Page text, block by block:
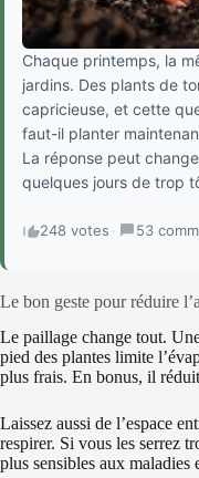
Chaque printemps, la
jardins. Des plants de
capricieuse, et cette
faut-il planter
La réponse peut
quelques jours de trop
248 votes · 53
Le bon geste pour réduire
Le paillage change tout.
pied des plantes limite
plus frais. En bonus, il
Laissez aussi de l’espace
respirer. Si vous les serrez
plus sensibles aux maladies